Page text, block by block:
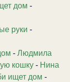
дом -
руки -
- Людмила
кошку - Нина
ищет дом -